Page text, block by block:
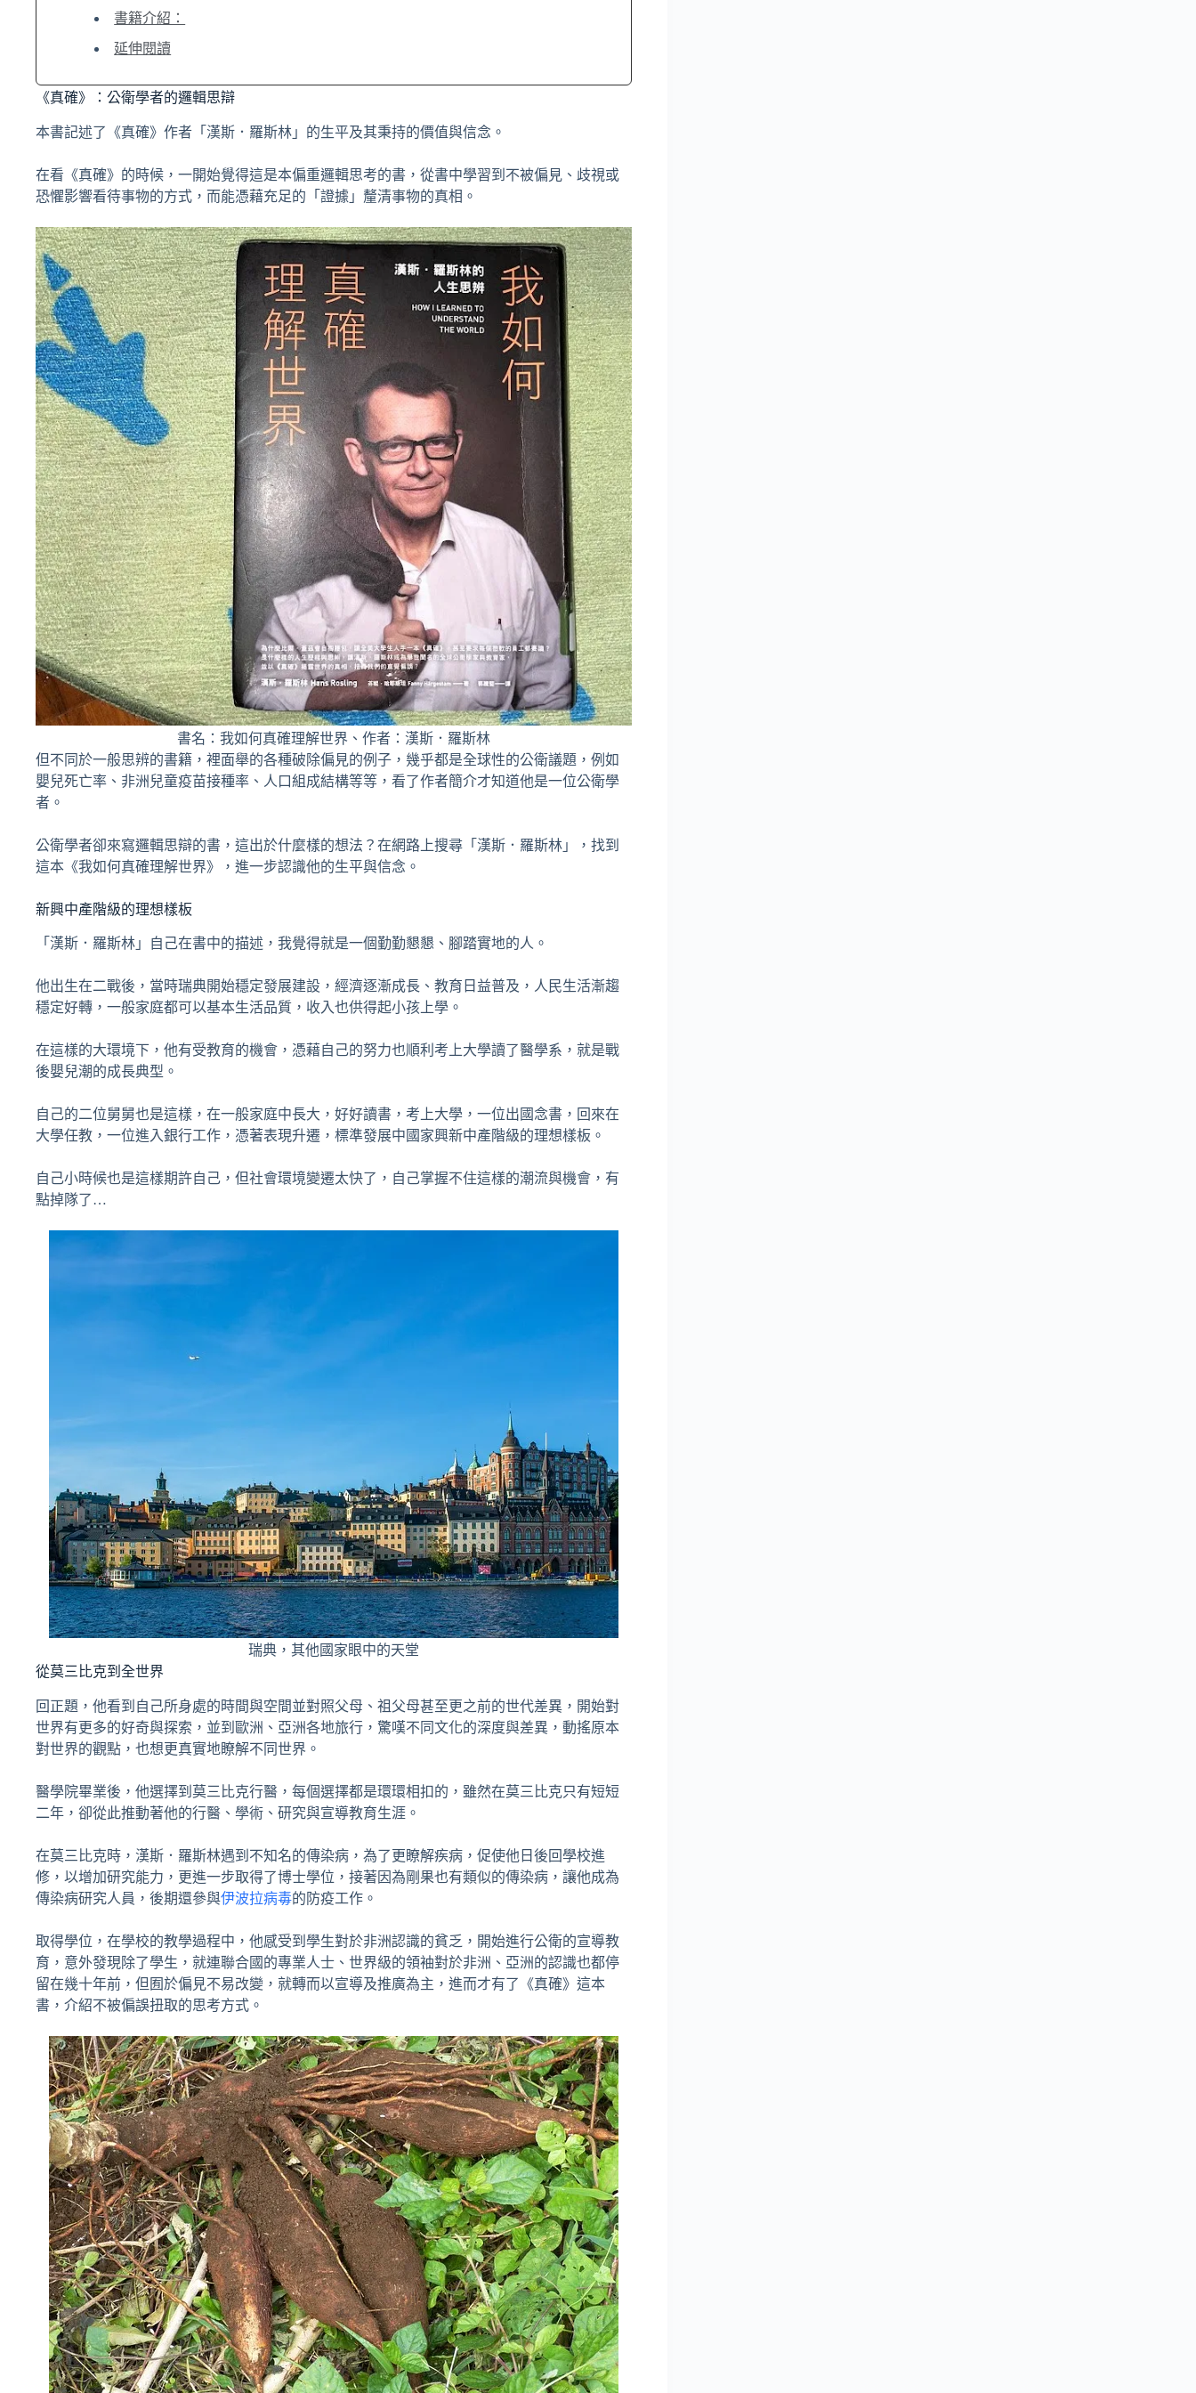
書籍介紹：
延伸閱讀
《真確》：公衛學者的邏輯思辯
本書記述了《真確》作者「漢斯．羅斯林」的生平及其秉持的價值與信念。
在看《真確》的時候，一開始覺得這是本偏重邏輯思考的書，從書中學習到不被偏見、歧視或
恐懼影響看待事物的方式，而能憑藉充足的「證據」釐清事物的真相。
書名：我如何真確理解世界、作者：漢斯．羅斯林
但不同於一般思辨的書籍，裡面舉的各種破除偏見的例子，幾乎都是全球性的公衛議題，例如
嬰兒死亡率、非洲兒童疫苗接種率、人口組成結構等等，看了作者簡介才知道他是一位公衛學
者。
公衛學者卻來寫邏輯思辯的書，這出於什麼樣的想法？在網路上搜尋「漢斯．羅斯林」，找到
這本《我如何真確理解世界》，進一步認識他的生平與信念。
新興中產階級的理想樣板
「漢斯．羅斯林」自己在書中的描述，我覺得就是一個勤勤懇懇、腳踏實地的人。
他出生在二戰後，當時瑞典開始穩定發展建設，經濟逐漸成長、教育日益普及，人民生活漸趨
穩定好轉，一般家庭都可以基本生活品質，收入也供得起小孩上學。
在這樣的大環境下，他有受教育的機會，憑藉自己的努力也順利考上大學讀了醫學系，就是戰
後嬰兒潮的成長典型。
自己的二位舅舅也是這樣，在一般家庭中長大，好好讀書，考上大學，一位出國念書，回來在
大學任教，一位進入銀行工作，憑著表現升遷，標準發展中國家興新中產階級的理想樣板。
自己小時候也是這樣期許自己，但社會環境變遷太快了，自己掌握不住這樣的潮流與機會，有
點掉隊了…
瑞典，其他國家眼中的天堂
從莫三比克到全世界
回正題，他看到自己所身處的時間與空間並對照父母、祖父母甚至更之前的世代差異，開始對
世界有更多的好奇與探索，並到歐洲、亞洲各地旅行，驚嘆不同文化的深度與差異，動搖原本
對世界的觀點，也想更真實地瞭解不同世界。
醫學院畢業後，他選擇到莫三比克行醫，每個選擇都是環環相扣的，雖然在莫三比克只有短短
二年，卻從此推動著他的行醫、學術、研究與宣導教育生涯。
在莫三比克時，漢斯．羅斯林遇到不知名的傳染病，為了更瞭解疾病，促使他日後回學校進
修，以增加研究能力，更進一步取得了博士學位，接著因為剛果也有類似的傳染病，讓他成為
傳染病研究人員，後期還參與伊波拉病毒的防疫工作。
取得學位，在學校的教學過程中，他感受到學生對於非洲認識的貧乏，開始進行公衛的宣導教
育，意外發現除了學生，就連聯合國的專業人士、世界級的領袖對於非洲、亞洲的認識也都停
留在幾十年前，但囿於偏見不易改變，就轉而以宣導及推廣為主，進而才有了《真確》這本
書，介紹不被偏誤扭取的思考方式。